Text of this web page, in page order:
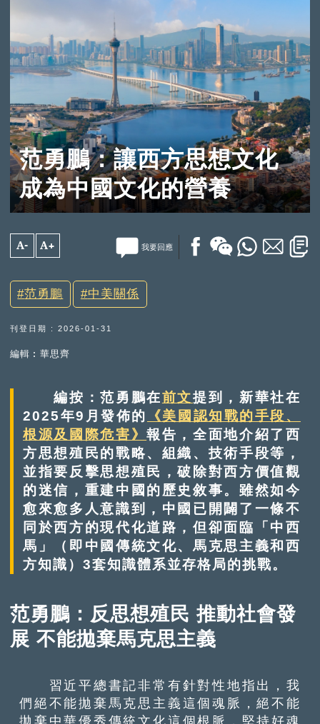
范勇鵬：讓西方思想文化
成為中國文化的營養
A- A+ 我要回應
范勇鵬 中美關係
刊登日期 : 2026-01-31
編輯︰華思齊
編按：范勇鵬在前文提到，新華社在
2025年9月發佈的
《美國認知戰的手段、
根源及國際危害》報告，全面地介紹了西
方思想殖民的戰略、組織、技術手段等，
並指要反擊思想殖民，破除對西方價值觀
的迷信，重建中國的歷史敘事。雖然如今
愈來愈多人意識到，中國已開闢了一條不
同於西方的現代化道路，但卻面臨「中西
馬」（即中國傳統文化、馬克思主義和西
方知識）3套知識體系並存格局的挑戰。
范勇鵬：反思想殖民 推動社會發
展 不能拋棄馬克思主義
習近平總書記非常有針對性地指出，我
們絕不能拋棄馬克思主義這個魂脈，絕不能